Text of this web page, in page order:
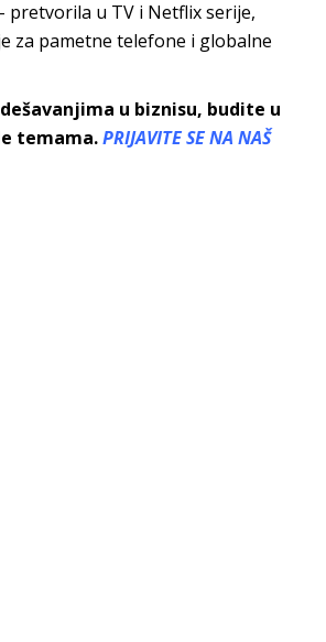
pretvorila u TV i Netflix serije,
za pametne telefone i globalne
u biznisu, budite u
temama.PRIJAVITE SE NA NAŠ